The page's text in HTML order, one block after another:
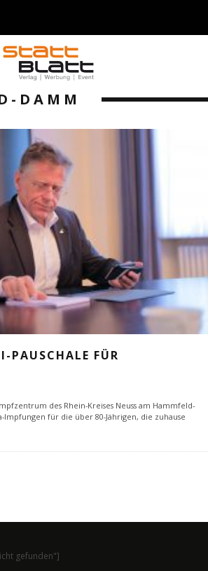
DAMM
PAUSCHALE FÜR
des Rhein-Kreises Neuss am Hammfeld-
Impfungen für die über 80-Jährigen, die zuhause
gefunden"]